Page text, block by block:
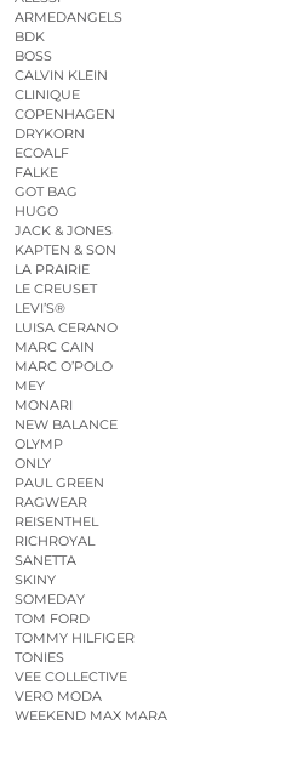
ARMEDANGELS
BDK
BOSS
CALVIN KLEIN
CLINIQUE
COPENHAGEN
DRYKORN
ECOALF
FALKE
GOT BAG
HUGO
JACK & JONES
KAPTEN & SON
LA PRAIRIE
LE CREUSET
LEVI’S®
LUISA CERANO
MARC CAIN
MARC O’POLO
MEY
MONARI
NEW BALANCE
OLYMP
ONLY
PAUL GREEN
RAGWEAR
REISENTHEL
RICHROYAL
SANETTA
SKINY
SOMEDAY
TOM FORD
TOMMY HILFIGER
TONIES
VEE COLLECTIVE
VERO MODA
WEEKEND MAX MARA